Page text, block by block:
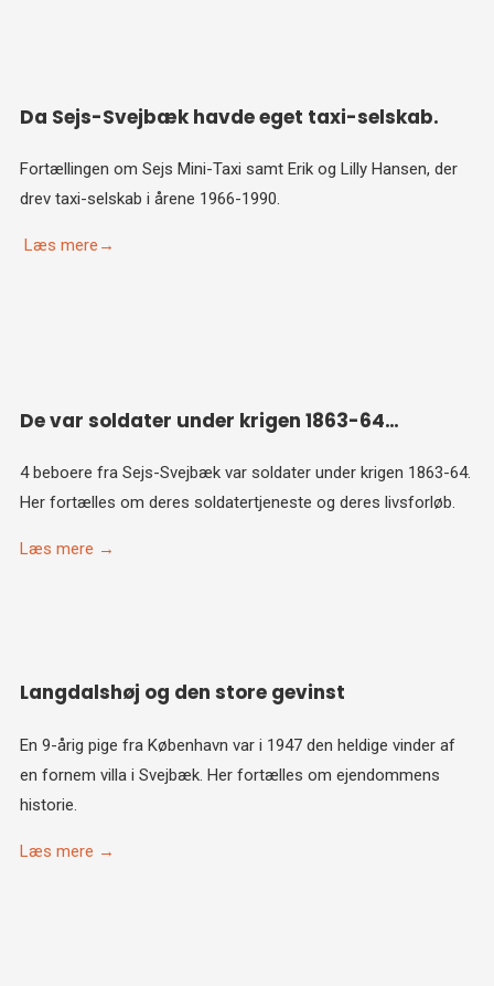
Da Sejs-Svejbæk havde eget taxi-selskab.
Fortællingen om Sejs Mini-Taxi samt Erik og Lilly Hansen, der
drev taxi-selskab i årene 1966-1990.
Læs mere→
De var soldater under krigen 1863-64…
4 beboere fra Sejs-Svejbæk var soldater under krigen 1863-64.
Her fortælles om deres soldatertjeneste og deres livsforløb.
Læs mere →
Langdalshøj og den store gevinst
En 9-årig pige fra København var i 1947 den heldige vinder af
en fornem villa i Svejbæk. Her fortælles om ejendommens
historie.
Læs mere →